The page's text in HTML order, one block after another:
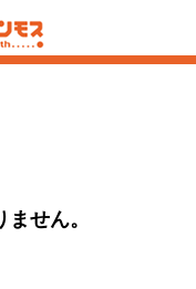
せん。